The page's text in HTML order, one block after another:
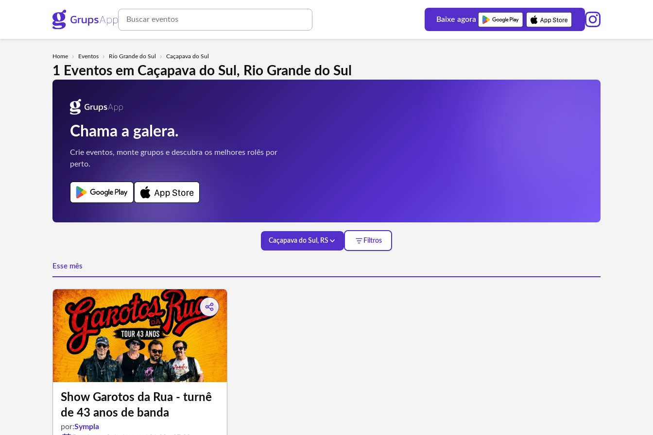
Baixe agora
Home › Eventos › Rio Grande do Sul › Caçapava do Sul
1 Eventos em Caçapava do Sul, Rio Grande do Sul
Chama a galera.
Crie eventos, monte grupos e descubra os melhores rolês por
perto.
Caçapava do Sul, RS Filtros
Esse mês
Show Garotos da Rua - turnê
de 43 anos de banda
por:Sympla